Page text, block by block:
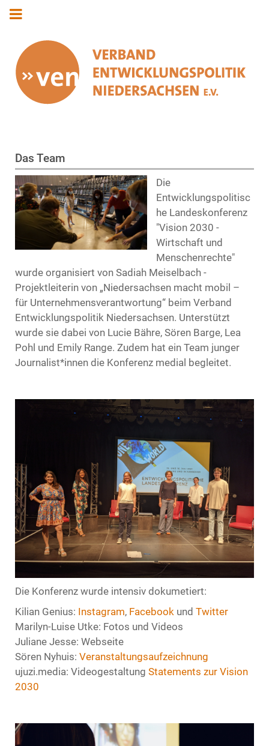
Das Team
Die
Entwicklungspolitisc
he Landeskonferenz
"Vision 2030 -
Wirtschaft und
Menschenrechte"
wurde organisiert von Sadiah Meiselbach -
Projektleiterin von „Niedersachsen macht mobil –
für Unternehmensverantwortung“ beim Verband
Entwicklungspolitik Niedersachsen. Unterstützt
wurde sie dabei von Lucie Bähre, Sören Barge, Lea
Pohl und Emily Range. Zudem hat ein Team junger
Journalist*innen die Konferenz medial begleitet.
Die Konferenz wurde intensiv dokumetiert:
Kilian Genius: Instagram, Facebook und Twitter
Marilyn-Luise Utke: Fotos und Videos
Juliane Jesse: Webseite
Sören Nyhuis: Veranstaltungsaufzeichnung
ujuzi.media: Videogestaltung Statements zur Vision
2030